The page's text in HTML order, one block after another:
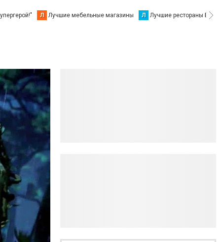
Л Лучшие мебельные магазины Л Лучшие рестораны